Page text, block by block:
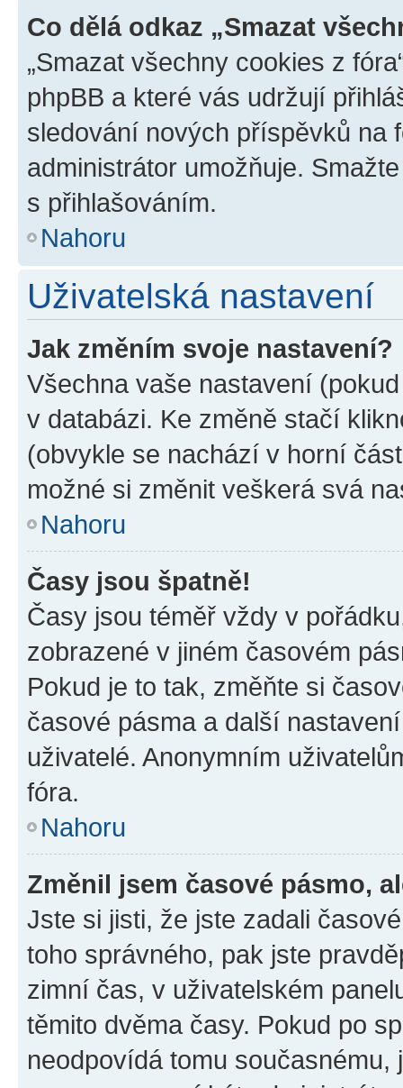
Co dělá odkaz „Smazat
„Smazat všechny cookies z
phpBB a které vás udržují
sledování nových příspěvků na
administrátor umožňuje.
s přihlašováním.
Nahoru
Uživatelská nastavení
Jak změním svoje nastavení?
Všechna vaše nastavení
v databázi. Ke změně stačí
(obvykle se nachází v horní
možné si změnit veškerá svá
Nahoru
Časy jsou špatně!
Časy jsou téměř vždy v
zobrazené v jiném časovém
Pokud je to tak, změňte si
časové pásma a další
uživatelé. Anonymním
fóra.
Nahoru
Změnil jsem časové pásmo,
Jste si jisti, že jste zadali
toho správného, pak jste
zimní čas, v uživatelském
těmito dvěma časy. Pokud po
neodpovídá tomu